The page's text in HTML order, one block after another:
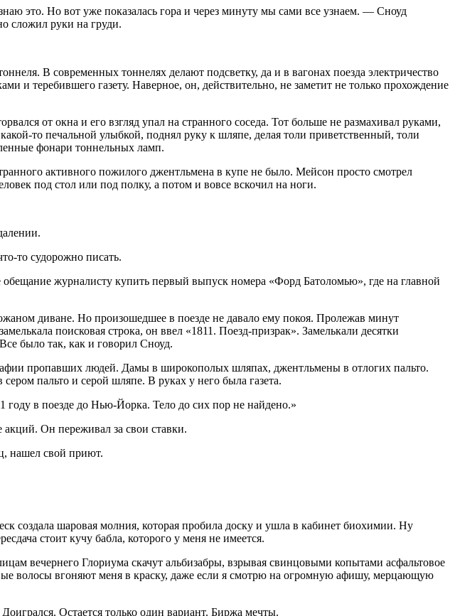
это. Но вот уже показалась гора и через минуту мы сами все узнаем. — Сноуд
сложил руки на груди.
В современных тоннелях делают подсветку, да и в вагонах поезда электричество
и теребившего газету. Наверное, он, действительно, не заметит не только прохождение
от окна и его взгляд упал на странного соседа. Тот больше не размахивал руками,
то печальной улыбкой, поднял руку к шляпе, делая толи приветственный, толи
фонари тоннельных ламп.
активного пожилого джентльмена в купе не было. Мейсон просто смотрел
под стол или под полку, а потом и вовсе вскочил на ноги.
то судорожно писать.
журналисту купить первый выпуск номера «Форд Батоломью», где на главной
диване. Но произошедшее в поезде не давало ему покоя. Пролежав минут
поисковая строка, он ввел «1811. Поезд-призрак». Замелькали десятки
было так, как и говорил Сноуд.
пропавших людей. Дамы в широкополых шляпах, джентльмены в отлогих пальто.
пальто и серой шляпе. В руках у него была газета.
в поезде до Нью-Йорка. Тело до сих пор не найдено.»
Он переживал за свои ставки.
нашел свой приют.
создала шаровая молния, которая пробила доску и ушла в кабинет биохимии. Ну
стоит кучу бабла, которого у меня не имеется.
вечернего Глориума скачут альбизабры, взрывая свинцовыми копытами асфальтовое
волосы вгоняют меня в краску, даже если я смотрю на огромную афишу, мерцающую
Остается только один вариант. Биржа мечты.